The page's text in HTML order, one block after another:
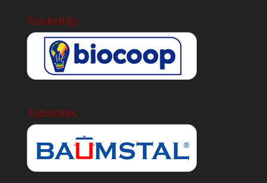
Publicités
Publicités